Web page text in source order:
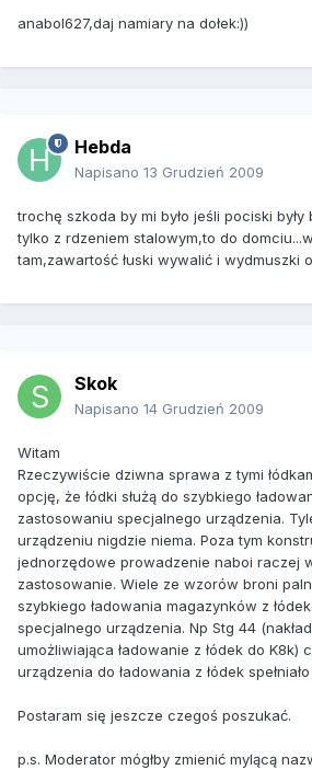
anabol627,daj namiary na dołek:))
Hebda
Napisano 13 Grudzień 2009
trochę szkoda by mi było jeśli pociski
tylko z rdzeniem stalowym,to do
tam,zawartość łuski wywalić i wydmuszki
Skok
Napisano 14 Grudzień 2009
Witam
Rzeczywiście dziwna sprawa z tymi
opcję, że łódki służą do szybkiego
zastosowaniu specjalnego urządzenia.
urządzeniu nigdzie niema. Poza tym
jednorzędowe prowadzenie naboi raczej
zastosowanie. Wiele ze wzorów broni
szybkiego ładowania magazynków z
specjalnego urządzenia. Np Stg 44
umożliwiająca ładowanie z łódek do K8k)
urządzenia do ładowania z łódek
Postaram się jeszcze czegoś poszukać.
p.s. Moderator mógłby zmienić mylącą